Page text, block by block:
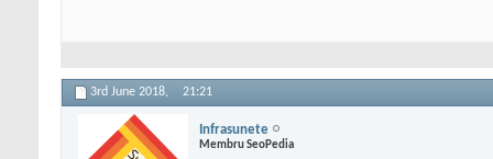
3rd June 2018, 21:21
Infrasunete
Membru SeoPedia